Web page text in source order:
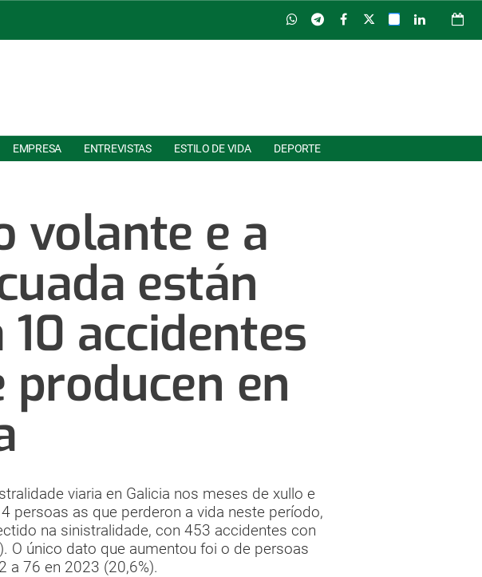
EMPRESA ENTREVISTAS ESTILO DE VIDA DEPORTE
volante e a
están
accidentes
en
viaria en Galicia nos meses de xullo e
persoas as que perderon a vida neste período,
na sinistralidade, con 453 accidentes con
O único dato que aumentou foi o de persoas
a 76 en 2023 (20,6%).